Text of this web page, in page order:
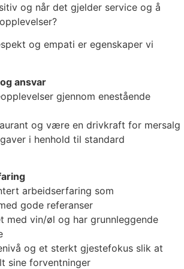
og når det gjelder service og å
og empati er egenskaper vi
ansvar
gjennom enestående
og være en drivkraft for mersalg
i henhold til standard
arbeidserfaring som
gode referanser
med vin/øl og har grunnleggende
og et sterkt gjestefokus slik at
sine forventninger